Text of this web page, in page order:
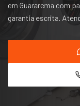
em Guararema com
garantia escrita.